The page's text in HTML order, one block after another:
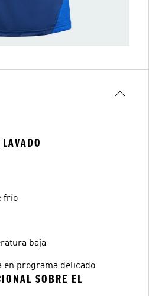
frío
baja
en programa delicado
SOBRE EL